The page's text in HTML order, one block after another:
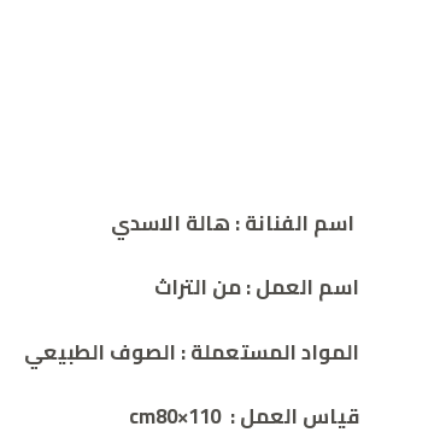
اسم الفنانة: هالة الاسدي
اسم العمل:من التراث
المواد المستعملة:الصوف الطبيعي
قياس العمل:
110×cm80